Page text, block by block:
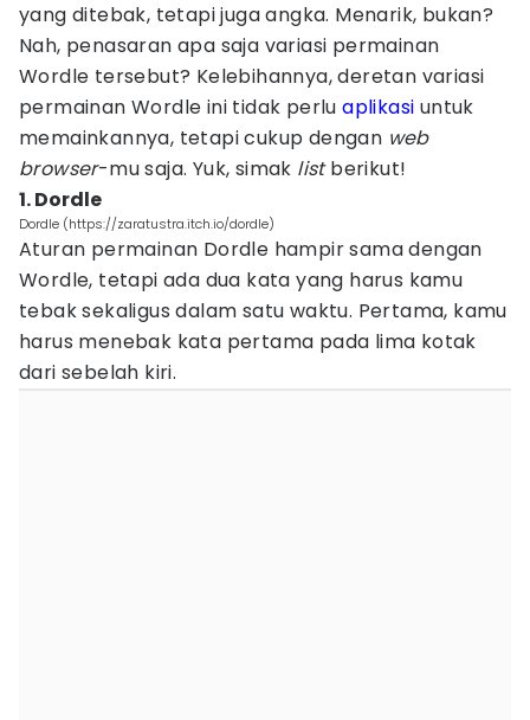
yang ditebak, tetapi juga angka. Menarik, bukan?
Nah, penasaran apa saja variasi permainan
Wordle tersebut? Kelebihannya, deretan variasi
permainan Wordle ini tidak perluaplikasi untuk
memainkannya, tetapi cukup dengan web
browser-mu saja. Yuk, simak listberikut!
1. Dordle
Dordle (https://zaratustra.itch.io/dordle)
Aturan permainan Dordle hampir sama dengan
Wordle, tetapi ada dua kata yang harus kamu
tebak sekaligus dalam satu waktu. Pertama, kamu
harus menebak kata pertama pada lima kotak
dari sebelah kiri.